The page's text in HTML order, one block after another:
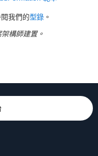
我們的型錄 。
構師建置。